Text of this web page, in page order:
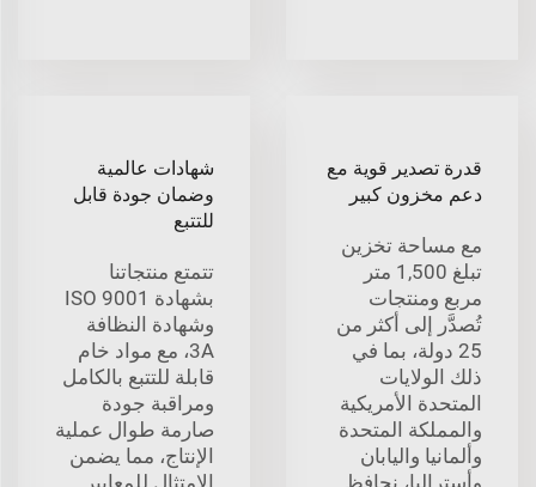
قدرة تصدير قوية مع
دعم مخزون كبير
مع مساحة تخزين
تبلغ 1,500 متر
مربع ومنتجات
تُصدَّر إلى أكثر من
25 دولة، بما في
ذلك الولايات
المتحدة الأمريكية
والمملكة المتحدة
وألمانيا واليابان
وأستراليا، نحافظ
شهادات عالمية
وضمان جودة قابل
للتتبع
تتمتع منتجاتنا
بشهادة ISO 9001
وشهادة النظافة
3A، مع مواد خام
قابلة للتتبع بالكامل
ومراقبة جودة
صارمة طوال عملية
الإنتاج، مما يضمن
الامتثال للمعايير